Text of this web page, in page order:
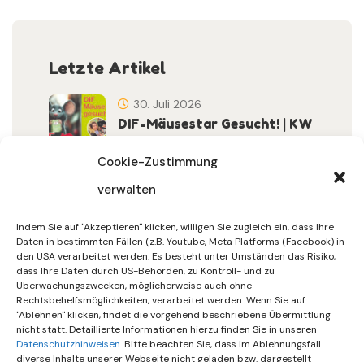
Cookie-Zustimmung
verwalten
Indem Sie auf "Akzeptieren" klicken, willigen Sie zugleich ein, dass Ihre
Daten in bestimmten Fällen (z.B. Youtube, Meta Platforms (Facebook) in
den USA verarbeitet werden. Es besteht unter Umständen das Risiko,
dass Ihre Daten durch US-Behörden, zu Kontroll- und zu
Überwachungszwecken, möglicherweise auch ohne
Rechtsbehelfsmöglichkeiten, verarbeitet werden. Wenn Sie auf
"Ablehnen" klicken, findet die vorgehend beschriebene Übermittlung
nicht statt. Detaillierte Informationen hierzu finden Sie in unseren
Datenschutzhinweisen. Bitte beachten Sie, dass im Ablehnungsfall
diverse Inhalte unserer Webseite nicht geladen bzw. dargestellt
Letzte Artikel
DIF-Mäusestar Gesucht! | KW
30. Juli 2026
Sommerferien | KW 31/…
30. Juli 2026
Gemeinsames Friedensgebet
Setzt Zeichen …
15. Juli 2026